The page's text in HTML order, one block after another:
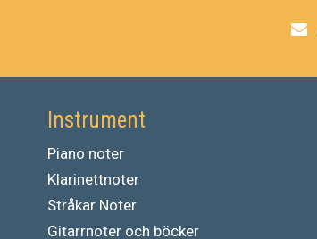
Instrument
Piano noter
Klarinettnoter
Stråkar Noter
Gitarrnoter och böcker